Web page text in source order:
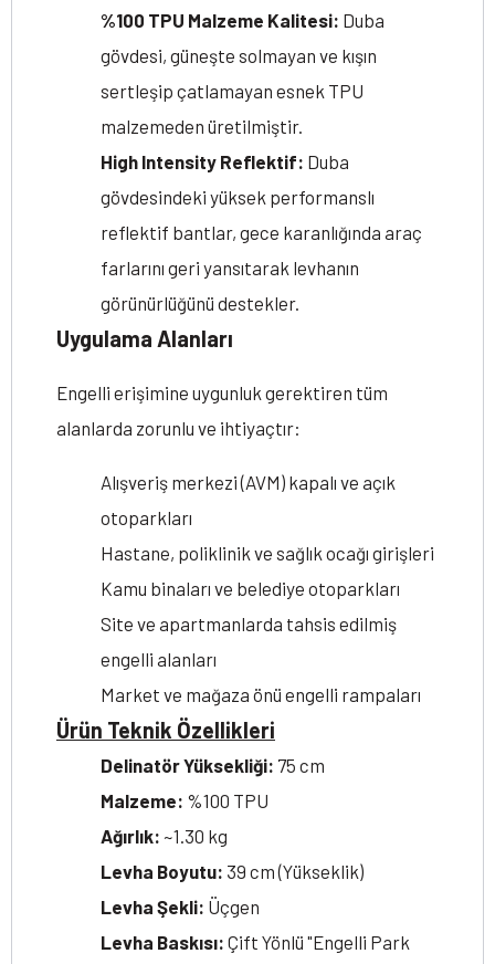
%100 TPU Malzeme Kalitesi: Duba
gövdesi, güneşte solmayan ve kışın
sertleşip çatlamayan esnek TPU
malzemeden üretilmiştir.
High Intensity Reflektif: Duba
gövdesindeki yüksek performanslı
reflektif bantlar, gece karanlığında araç
farlarını geri yansıtarak levhanın
görünürlüğünü destekler.
Uygulama Alanları
Engelli erişimine uygunluk gerektiren tüm
alanlarda zorunlu ve ihtiyaçtır:
Alışveriş merkezi (AVM) kapalı ve açık
otoparkları
Hastane, poliklinik ve sağlık ocağı girişleri
Kamu binaları ve belediye otoparkları
Site ve apartmanlarda tahsis edilmiş
engelli alanları
Market ve mağaza önü engelli rampaları
Ürün Teknik Özellikleri
Delinatör Yüksekliği: 75 cm
Malzeme: %100 TPU
Ağırlık: ~1.30 kg
Levha Boyutu: 39 cm (Yükseklik)
Levha Şekli: Üçgen
Levha Baskısı: Çift Yönlü "Engelli Park